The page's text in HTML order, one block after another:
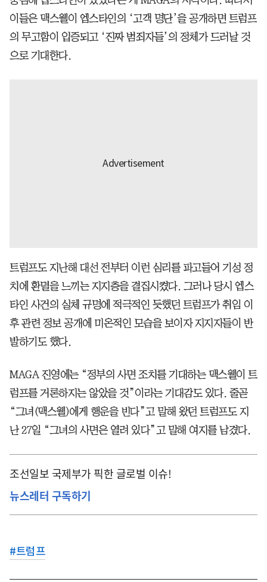
이들은 맥스웰이 엡스타인의 ‘고객 명단’을 공개하면 트럼프
의 무고함이 입증되고 ‘진짜 범죄자들’의 정체가 드러날 것
으로 기대한다.
트럼프도 지난해 대선 전부터 이런 심리를 파고들어 기성 정
치에 환멸을 느끼는 지지층을 결집시켰다. 그러나 당시 엡스
타인 사건의 실체 규명에 적극적인 듯했던 트럼프가 취임 이
후 관련 정보 공개에 미온적인 모습을 보이자 지지자들이 반
발하기도 했다.
MAGA 진영에는 “정부의 사면 조치를 기대하는 맥스웰이 트
럼프를 거론하지는 않았을 것”이라는 기대감도 있다. 줄곧
“그녀(맥스웰)에게 행운을 빈다”고 말해 왔던 트럼프도 지
난 27일 “그녀의 사면은 열려 있다”고 말해 여지를 남겼다.
조선일보 국제부가 픽한 글로벌 이슈!
뉴스레터 구독하기
#트럼프